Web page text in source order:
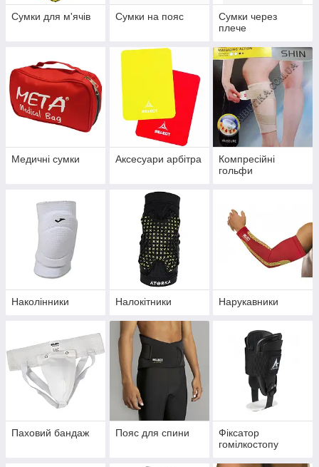
Сумки для м'ячів Сумки на пояс
Сумки через
плече
Медичні сумки Аксесуари арбітра
Компресійні
гольфи
Наколінники Налокітники Нарукавники
Паховий бандаж Пояс для спини
Фіксатор
гомілкостопу